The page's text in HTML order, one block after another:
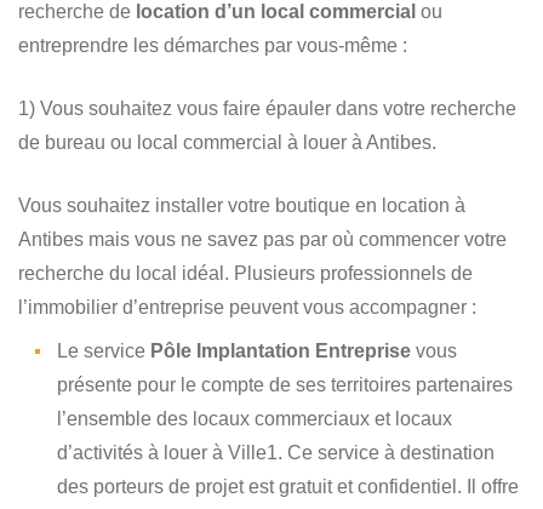
recherche de location d’un local commercial ou
entreprendre les démarches par vous-même :
1) Vous souhaitez vous faire épauler dans votre recherche
de bureau ou local commercial à louer à Antibes.
Vous souhaitez installer votre boutique en location à
Antibes mais vous ne savez pas par où commencer votre
recherche du local idéal. Plusieurs professionnels de
l’immobilier d’entreprise peuvent vous accompagner :
Le service Pôle Implantation Entreprise vous
présente pour le compte de ses territoires partenaires
l’ensemble des locaux commerciaux et locaux
d’activités à louer à Ville1. Ce service à destination
des porteurs de projet est gratuit et confidentiel. Il offre